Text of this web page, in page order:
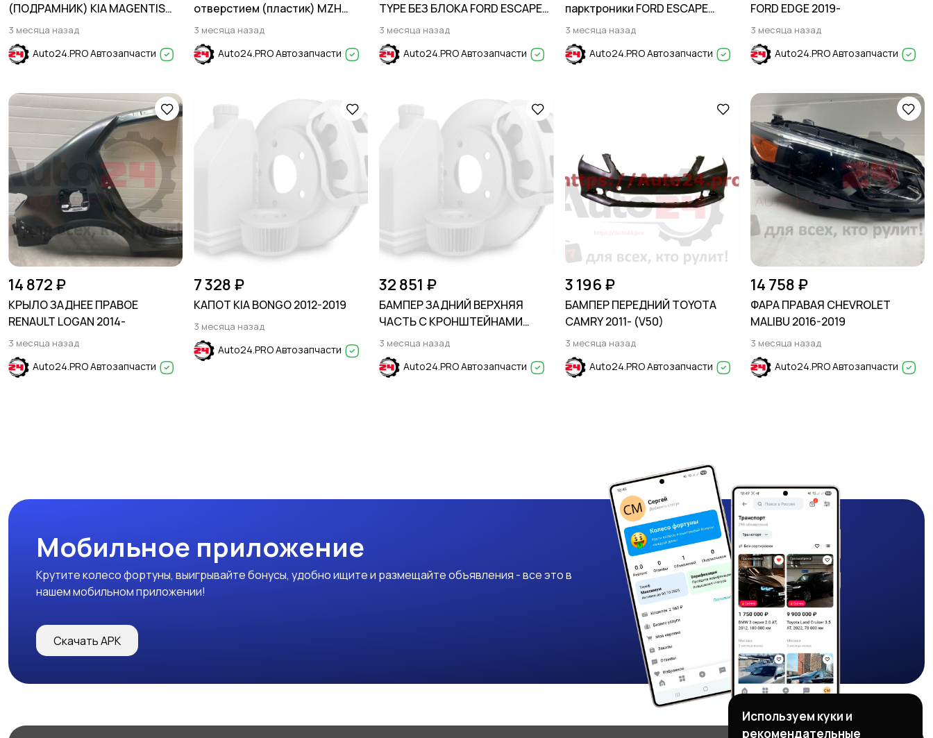
(ПОДРАМНИК) KIA MAGENTIS
2005-2010
3 месяца назад
Auto24.PRO Автозапчасти
отверстием (пластик) MZH
Phantom Black HYUNDAI SOLARIS
2011-2017
3 месяца назад
Auto24.PRO Автозапчасти
TYPE БЕЗ БЛОКА FORD ESCAPE
2020-
3 месяца назад
Auto24.PRO Автозапчасти
парктроники FORD ESCAPE
2020-
3 месяца назад
Auto24.PRO Автозапчасти
FORD EDGE 2019-
3 месяца назад
Auto24.PRO Автозапчасти
14 872 ₽
КРЫЛО ЗАДНЕЕ ПРАВОЕ
RENAULT LOGAN 2014-
3 месяца назад
Auto24.PRO Автозапчасти
7 328 ₽
КАПОТ KIA BONGO 2012-2019
3 месяца назад
Auto24.PRO Автозапчасти
32 851 ₽
БАМПЕР ЗАДНИЙ ВЕРХНЯЯ
ЧАСТЬ С КРОНШТЕЙНАМИ
КРЕПЛЕНИЯ РАДАРОВ
МЕРТВЫХ ЗОН GMC TERRAIN
2017-2021
3 месяца назад
Auto24.PRO Автозапчасти
3 196 ₽
БАМПЕР ПЕРЕДНИЙ TOYOTA
CAMRY 2011- (V50)
3 месяца назад
Auto24.PRO Автозапчасти
14 758 ₽
ФАРА ПРАВАЯ CHEVROLET
MALIBU 2016-2019
3 месяца назад
Auto24.PRO Автозапчасти
Мобильное приложение
Крутите колесо фортуны, выигрывайте бонусы, удобно ищите и размещайте объявления - все это в
нашем мобильном приложении!
Скачать APK
Используем куки и
рекомендательные